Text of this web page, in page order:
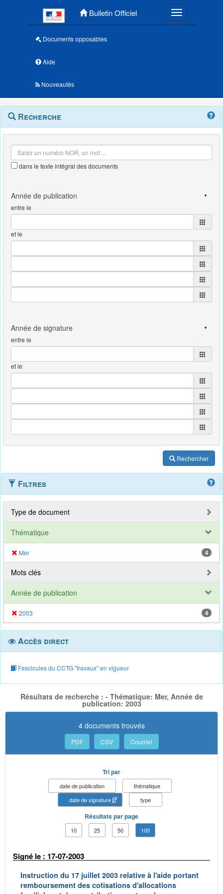
Bulletin Officiel Toggle
Documents opposables
Aide
Nouveautés
Navigation
outils
Menu
contextuel
Recherche
dans le texte intégral des documents
entre le
et le
entre le
et le
Rechercher
Filtres
Type de document
Thématique
Mer 4
Mots clés
Année de publication
2003 4
Accès direct
Fascicules du CCTG "travaux" en vigueur
Résultats de recherche : - Thématique: Mer, Année de
publication: 2003
4 documents trouvés
PDF CSV Courriel
Tri par
date de publication
thématique
date de signature
type
Résultats par page
10 25 50 100
Signé le : 17-07-2003
Instruction du 17 juillet 2003 relative à l'aide portant
remboursement des cotisations d'allocations